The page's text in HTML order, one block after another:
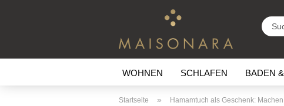
WOHNEN SCHLAFEN BADEN
Startseite » Hamamtuch als Geschenk: